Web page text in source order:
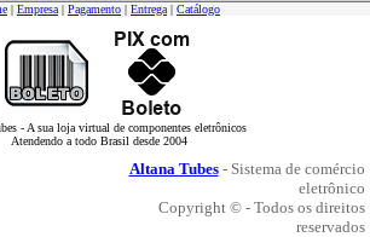
| Empresa | Pagamento | Entrega | Catálogo
- A sua loja virtual de componentes eletrônicos
Atendendo a todo Brasil desde 2004
Altana Tubes- Sistema de comércio
eletrônico
Copyright © - Todos os direitos
reservados